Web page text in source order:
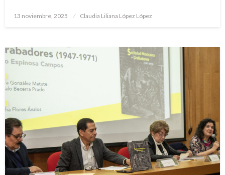
Publicado
13 noviembre, 2025 Claudia Liliana López López